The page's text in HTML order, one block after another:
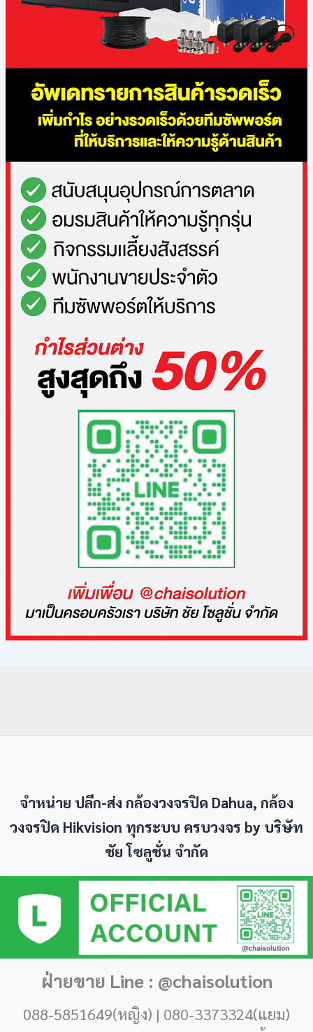
จำหน่าย ปลีก-ส่ง กล้องวงจรปิด Dahua, กล้อง
วงจรปิด Hikvision ทุกระบบ ครบวงจร by บริษัท
ชัย โซลูชั่น จำกัด
ฝ่ายขาย Line : @chaisolution
088-5851649(หญิง) | 080-3373324(แยม)